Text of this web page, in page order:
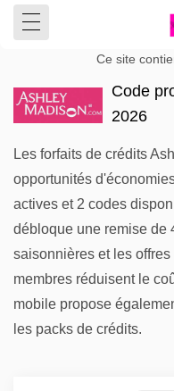
Ce site
Code
2026
Les forfaits de crédits
opportunités
actives et 2 codes
débloque une remise de
saisonnières et les
membres réduisent le
mobile propose
les packs de crédits.